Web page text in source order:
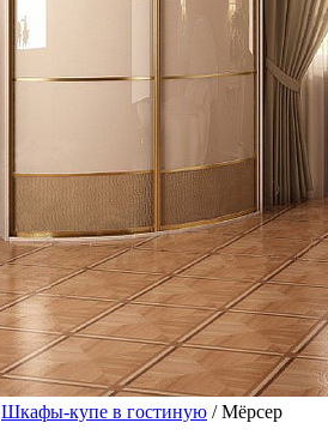
Шкафы-купе в гостиную / Мёрсер